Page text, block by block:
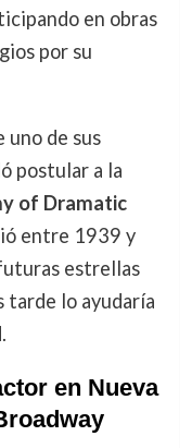
en obras
por su
de sus
postular a la
of Dramatic
entre 1939 y
estrellas
tarde lo ayudaría
en Nueva